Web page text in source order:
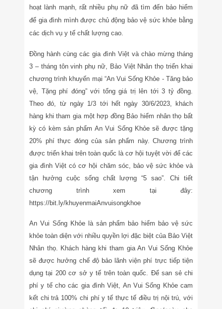
hoạt lành mạnh, rất nhiều phụ nữ đã tìm đến bảo hiểm
để gia đình mình được chủ động bảo vệ sức khỏe bằng
các dịch vụ y tế chất lượng cao.
Đồng hành cùng các gia đình Việt và chào mừng tháng
3 – tháng tôn vinh phụ nữ, Bảo Việt Nhân thọ triển khai
chương trình khuyến mại “An Vui Sống Khỏe - Tăng bảo
vệ, Tặng phí đóng” với tổng giá trị lên tới 3 tỷ đồng.
Theo đó, từ ngày 1/3 tới hết ngày 30/6/2023, khách
hàng khi tham gia một hợp đồng Bảo hiểm nhân thọ bất
kỳ có kèm sản phẩm An Vui Sống Khỏe sẽ được tặng
20% phí thực đóng của sản phẩm này. Chương trình
được triển khai trên toàn quốc là cơ hội tuyệt vời để các
gia đình Việt có cơ hội chăm sóc, bảo vệ sức khỏe và
tận hưởng cuộc sống chất lượng “5 sao”. Chi tiết
chương trình xem tại đây:
https://bit.ly/khuyenmaiAnvuisongkhoe
An Vui Sống Khỏe là sản phẩm bảo hiểm bảo vệ sức
khỏe toàn diện với nhiều quyền lợi đặc biệt của Bảo Việt
Nhân thọ. Khách hàng khi tham gia An Vui Sống Khỏe
sẽ được hưởng chế độ bảo lãnh viện phí trực tiếp tiện
dụng tại 200 cơ sở y tế trên toàn quốc. Để san sẻ chi
phí y tế cho các gia đình Việt, An Vui Sống Khỏe cam
kết chi trả 100% chi phí y tế thực tế điều trị nội trú, với